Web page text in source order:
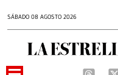
SÁBADO 08 AGOSTO 2026